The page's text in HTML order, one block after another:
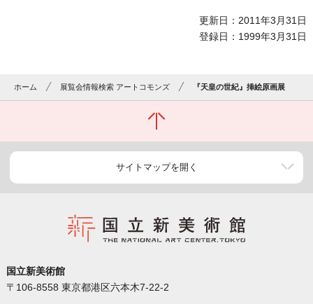
更新日：2011年3月31日
登録日：1999年3月31日
ホーム 展覧会情報検索 アートコモンズ 『天皇の世紀』挿絵原画展
サイトマップを開く
国立新美術館
〒106-8558 東京都港区六本木7-22-2